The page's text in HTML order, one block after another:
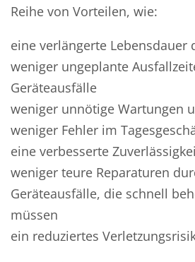
Reihe von Vorteilen, wie:
eine verlängerte Lebensdauer
weniger ungeplante
Geräteausfälle
weniger unnötige Wartungen
weniger Fehler im
eine verbesserte
weniger teure Reparaturen
Geräteausfälle, die schnell
müssen
ein reduziertes